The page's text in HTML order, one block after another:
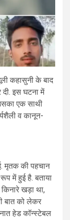
कहासुनी के बाद
इस घटना में
एक साथी
व कानून-
मृतक की पहचान
में हुई है. बताया
खड़ा था,
बात को लेकर
हेड कॉन्स्टेबल